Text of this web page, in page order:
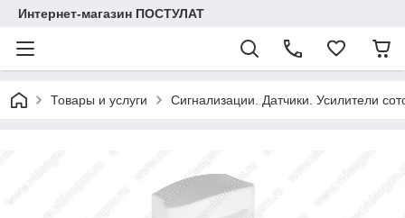
Интернет-магазин ПОСТУЛАТ
Товары и услуги Сигнализации. Датчики. Усилители